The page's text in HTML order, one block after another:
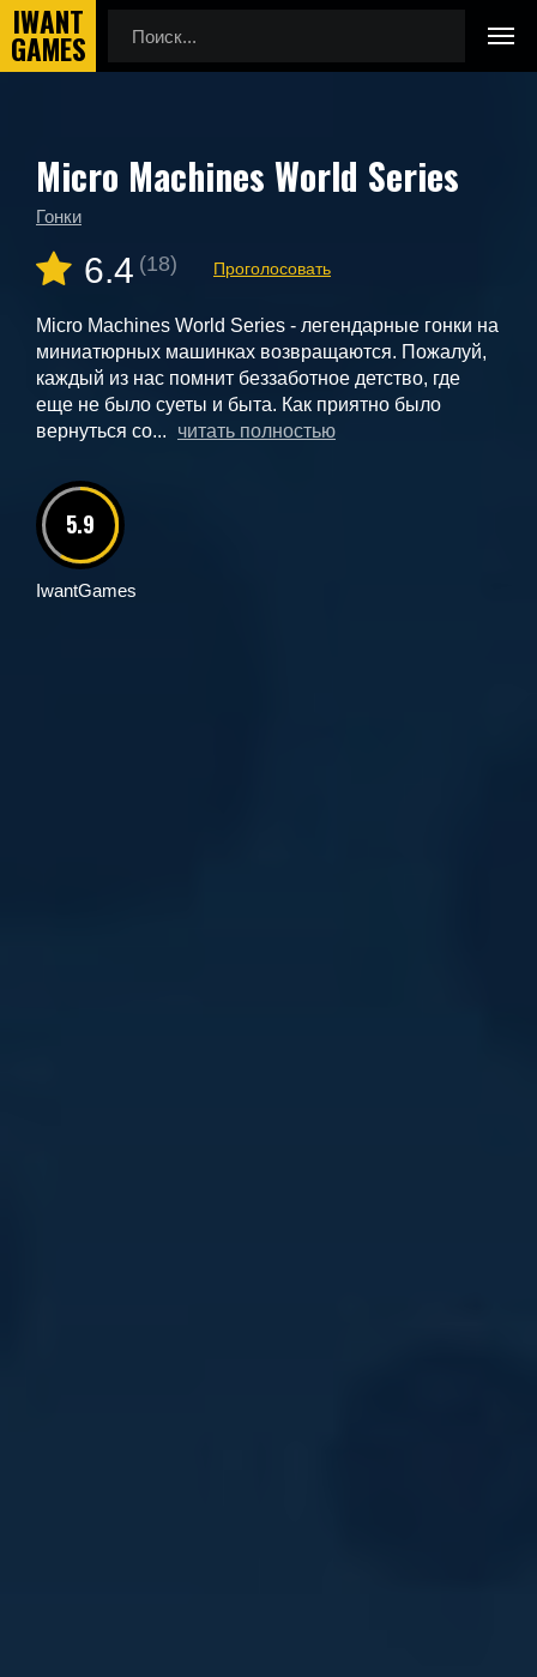
Главная
Новые игры
Micro Machines World Series
Гонки
6.4 (18) Проголосовать
Micro Machines World Series - легендарные гонки на
миниатюрных машинках возвращаются. Пожалуй,
каждый из нас помнит беззаботное детство, где
еще не было суеты и быта. Как приятно было
вернуться со...
читать полностью
5.9
IwantGames